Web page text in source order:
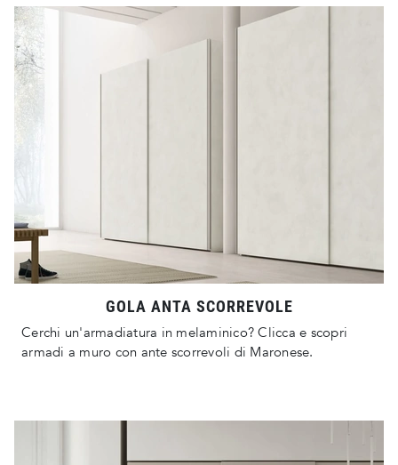
GOLA ANTA SCORREVOLE
Cerchi un'armadiatura in melaminico? Clicca e scopri
armadi a muro con ante scorrevoli di Maronese.